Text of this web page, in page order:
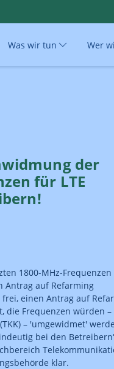
Was wir tun Wer
der
für LTE
1800-MHz-Frequenzen
Antrag auf Refarming
einen Antrag auf
die Frequenzen würden –
– 'umgewidmet'
bei den
klar.